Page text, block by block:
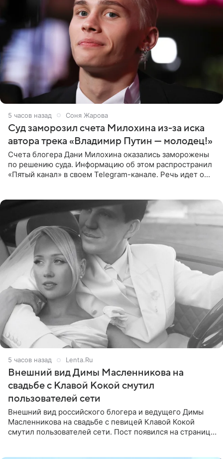
5 часов назад Соня Жарова
Суд заморозил счета Милохина из-за иска
автора трека «Владимир Путин — молодец!»
Счета блогера Дани Милохина оказались заморожены
по решению суда. Информацию об этом распространил
«Пятый канал» в своем Telegram-канале. Речь идет о
5 часов назад Lenta.Ru
Внешний вид Димы Масленникова на
свадьбе с Клавой Кокой смутил
пользователей сети
Внешний вид российского блогера и ведущего Димы
Масленникова на свадьбе с певицей Клавой Кокой
смутил пользователей сети. Пост появился на странице